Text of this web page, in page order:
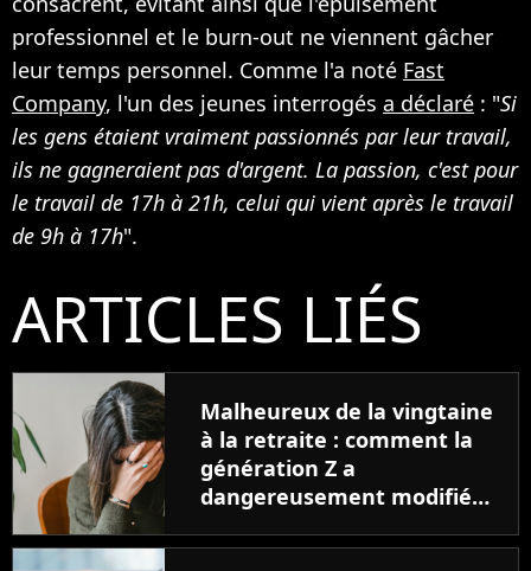
professionnel et le burn-out ne viennent gâcher
leur temps personnel. Comme l'a noté Fast
Company, l'un des jeunes interrogés a déclaré : "Si
les gens étaient vraiment passionnés par leur travail,
ils ne gagneraient pas d'argent. La passion, c'est pour
le travail de 17h à 21h, celui qui vient après le travail
de 9h à 17h".
ARTICLES LIÉS
Malheureux de la vingtaine
à la retraite : comment la
génération Z a
dangereusement modifié